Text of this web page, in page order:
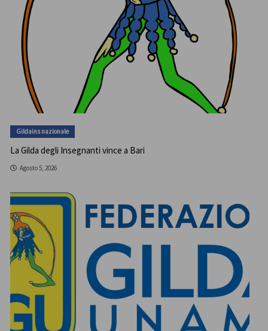
Gildains nazionale
La Gilda degli Insegnanti vince a Bari
Agosto 5, 2026